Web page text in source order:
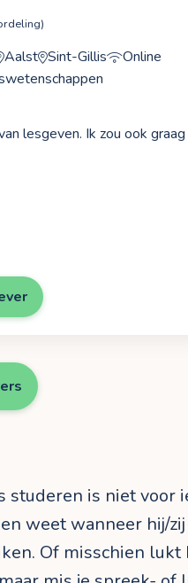
Aalst Sint-Gillis
Online
lesgeven. Ik zou ook
studeren is niet voor
weet wanneer hij/
Of misschien